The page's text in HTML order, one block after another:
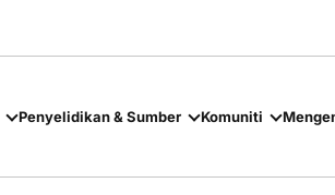
Penyelidikan & Sumber Komuniti